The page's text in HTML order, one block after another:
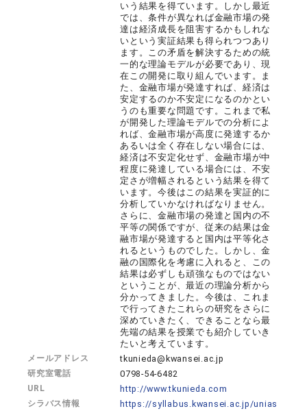
いう結果を得ています。しかし最近
では、条件が異なれば金融市場の発
達は経済成長を阻害するかもしれな
いという実証結果も得られつつあり
ます。この矛盾を解決するための統
一的な理論モデルが必要であり、現
在この開発に取り組んでいます。ま
た、金融市場が発達すれば、経済は
安定するのか不安定になるのかとい
うのも重要な問題です。これまで私
が開発した理論モデルでの分析によ
れば、金融市場が高度に発達するか
あるいは全く存在しない場合には、
経済は不安定化せず、金融市場が中
程度に発達している場合には、不安
定さが増幅されるという結果を得て
います。今後はこの結果を実証的に
分析していかなければなりません。
さらに、金融市場の発達と国内の不
平等の関係ですが、従来の結果は金
融市場が発達すると国内は平等化さ
れるというものでした。しかし、金
融の国際化を考慮に入れると、この
結果は必ずしも頑強なものではない
ということが、最近の理論分析から
分かってきました。今後は、これま
で行ってきたこれらの研究をさらに
深めていきたく、できることなら最
先端の結果を授業でも紹介していき
たいと考えています。
メールアドレス tkunieda@kwansei.ac.jp
研究室電話 0798-54-6482
URL http://www.tkunieda.com
シラバス情報
https://syllabus.kwansei.ac.jp/unias